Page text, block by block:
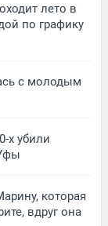
лето в
по графику
с молодым
х убили
которая
вдруг она